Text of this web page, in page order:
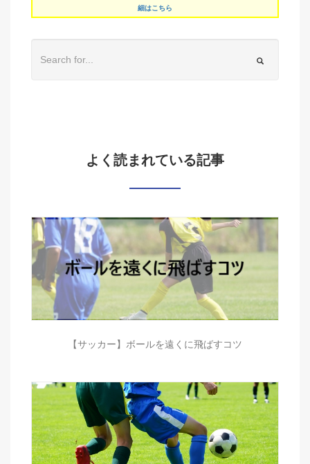
細はこちら
よく読まれている記事
【サッカー】ボールを遠くに飛ばすコツ